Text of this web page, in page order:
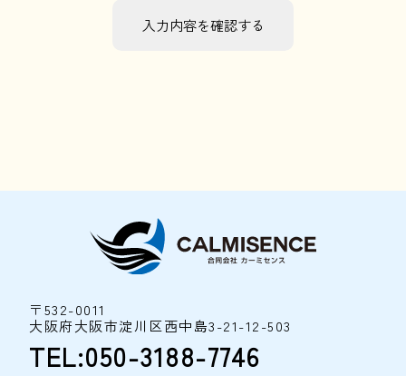
〒532-0011
大阪府大阪市淀川区西中島3-21-12-503
TEL:050-3188-7746